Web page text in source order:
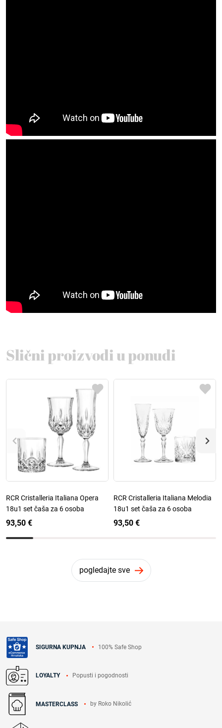
Slični proizvodi u ponudi
RCR Cristalleria Italiana Opera
18u1 set čaša za 6 osoba
93,50 €
RCR Cristalleria Italiana Melodia
18u1 set čaša za 6 osoba
93,50 €
pogledajte sve
SIGURNA KUPNJA 100% Safe Shop
LOYALTY Popusti i pogodnosti
MASTERCLASS by Roko Nikolić